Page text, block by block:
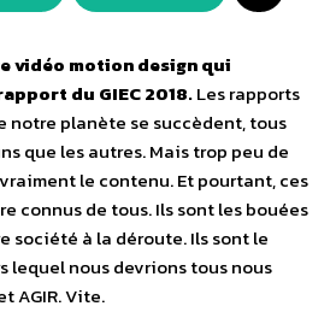
vidéo motion design qui
du GIEC 2018.Les rapports
notre planète se succèdent, tous
que les autres. Mais trop peu de
le contenu. Et pourtant, ​ces
connus de tous. Ils sont les bouées
société à la déroute. Ils sont le
lequel nous devrions tous nous
AGIR. Vite.